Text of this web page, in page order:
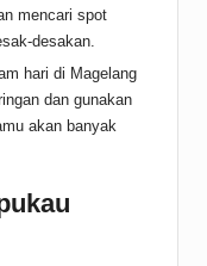
mencari spot
desakan.
hari di Magelang
dan gunakan
akan banyak